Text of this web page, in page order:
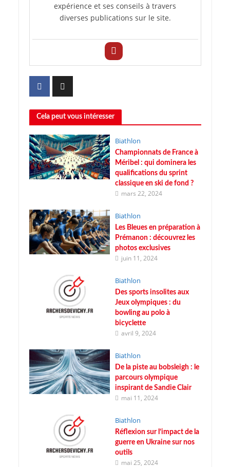
expérience et ses conseils à travers
diverses publications sur le site.
Cela peut vous intéresser
Biathlon
Championnats de France à
Méribel : qui dominera les
qualifications du sprint
classique en ski de fond ?
mars 22, 2024
Biathlon
Les Bleues en préparation à
Prémanon : découvrez les
photos exclusives
juin 11, 2024
Biathlon
Des sports insolites aux
Jeux olympiques : du
bowling au polo à
bicyclette
avril 9, 2024
Biathlon
De la piste au bobsleigh : le
parcours olympique
inspirant de Sandie Clair
mai 11, 2024
Biathlon
Réflexion sur l’impact de la
guerre en Ukraine sur nos
outils
mai 25, 2024